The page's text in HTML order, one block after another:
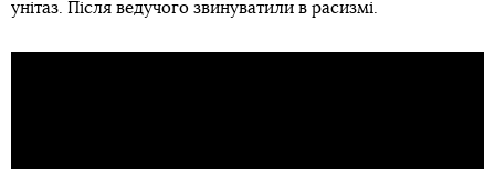
унітаз. Після ведучого звинуватили в расизмі.